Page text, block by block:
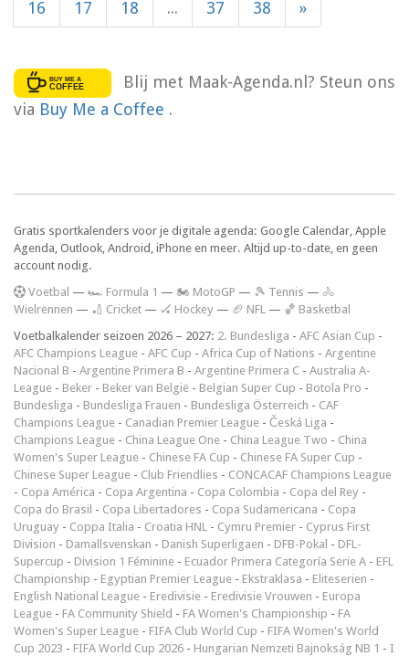
16 17 18 ... 37 38 »
Blij met Maak-Agenda.nl? Steun ons
via Buy Me a Coffee .
Gratis sportkalenders voor je digitale agenda: Google Calendar, Apple
Agenda, Outlook, Android, iPhone en meer. Altijd up-to-date, en geen
account nodig.
Voetbal — 🏎️ Formula 1 — 🏍 MotoGP — 🎾 Tennis — 🚴
Wielrennen — 🏏 Cricket — 🏑 Hockey — 🏈 NFL — 🏀 Basketbal
Voetbalkalender seizoen 2026 – 2027: 2. Bundesliga - AFC Asian Cup -
AFC Champions League - AFC Cup - Africa Cup of Nations - Argentine
Nacional B - Argentine Primera B - Argentine Primera C - Australia A-
League - Beker - Beker van België - Belgian Super Cup - Botola Pro -
Bundesliga - Bundesliga Frauen - Bundesliga Österreich - CAF
Champions League - Canadian Premier League - Česká Liga -
Champions League - China League One - China League Two - China
Women's Super League - Chinese FA Cup - Chinese FA Super Cup -
Chinese Super League - Club Friendlies - CONCACAF Champions League
- Copa América - Copa Argentina - Copa Colombia - Copa del Rey -
Copa do Brasil - Copa Libertadores - Copa Sudamericana - Copa
Uruguay - Coppa Italia - Croatia HNL - Cymru Premier - Cyprus First
Division - Damallsvenskan - Danish Superligaen - DFB-Pokal - DFL-
Supercup - Division 1 Féminine - Ecuador Primera Categoría Serie A - EFL
Championship - Egyptian Premier League - Ekstraklasa - Eliteserien -
English National League - Eredivisie - Eredivisie Vrouwen - Europa
League - FA Community Shield - FA Women's Championship - FA
Women's Super League - FIFA Club World Cup - FIFA Women's World
Cup 2023 - FIFA World Cup 2026 - Hungarian Nemzeti Bajnokság NB 1 - I